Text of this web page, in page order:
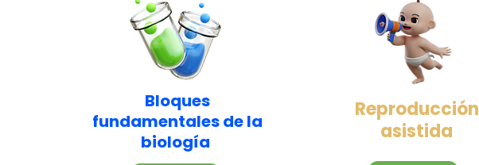
Bloques
fundamentales de la
biología
​Reproducción
asistida